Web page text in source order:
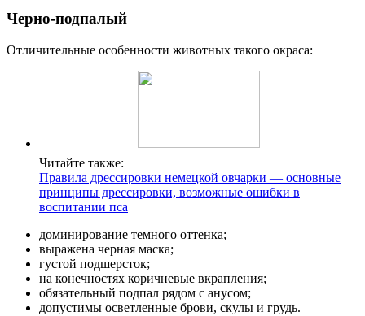
Черно-подпалый
Отличительные особенности животных такого окраса:
Читайте также:
Правила дрессировки немецкой овчарки — основные
принципы дрессировки, возможные ошибки в
воспитании пса
доминирование темного оттенка;
выражена черная маска;
густой подшерсток;
на конечностях коричневые вкрапления;
обязательный подпал рядом с анусом;
допустимы осветленные брови, скулы и грудь.